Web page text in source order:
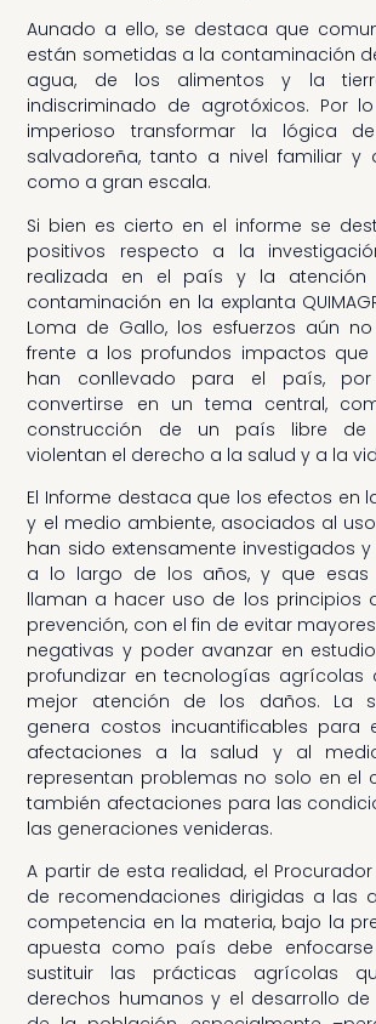
Aunado a ello, se destaca que
están sometidas a la contaminación
agua, de los alimentos y la
indiscriminado de agrotóxicos. Por
imperioso transformar la lógica
salvadoreña, tanto a nivel familiar y
como a gran escala.
Si bien es cierto en el informe se
positivos respecto a la
realizada en el país y la atención
contaminación en la explanta
Loma de Gallo, los esfuerzos aún
frente a los profundos impactos que
han conllevado para el país,
convertirse en un tema central,
construcción de un país libre de
violentan el derecho a la salud y a la
El Informe destaca que los efectos en
y el medio ambiente, asociados al
han sido extensamente investigados
a lo largo de los años, y que esas
llaman a hacer uso de los principios
prevención, con el fin de evitar
negativas y poder avanzar en
profundizar en tecnologías agrícolas
mejor atención de los daños. La
genera costos incuantificables para
afectaciones a la salud y al
representan problemas no solo en el
también afectaciones para las
las generaciones venideras.
A partir de esta realidad, el
de recomendaciones dirigidas a las
competencia en la materia, bajo la
apuesta como país debe
sustituir las prácticas agrícolas
derechos humanos y el desarrollo